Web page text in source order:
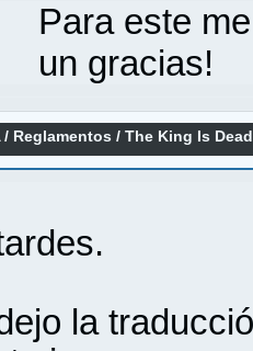
Para este
un gracias!
/ Reglamentos /The King Is
la